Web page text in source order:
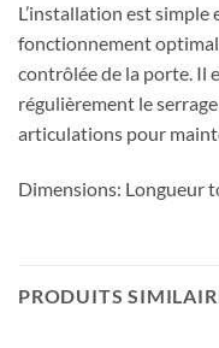
L’installation est simple
fonctionnement
contrôlée de la porte. Il
régulièrement le
articulations pour
Dimensions: Longueur
PRODUITS